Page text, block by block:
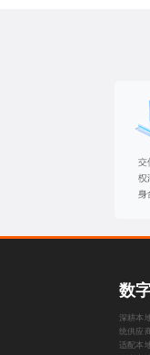
数
深耕本
统供应
适配本